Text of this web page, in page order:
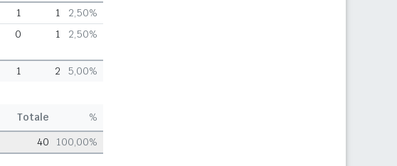
1 1
2,50%
0 1 2,50%
1 2 5,00%
Totale
%
40 100,00%